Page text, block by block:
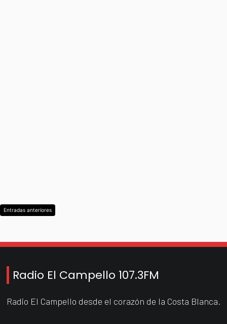
Navegación
Entradas anteriores
Radio El Campello 107.3FM
Radio El Campello desde el corazón de la Costa Blanca.